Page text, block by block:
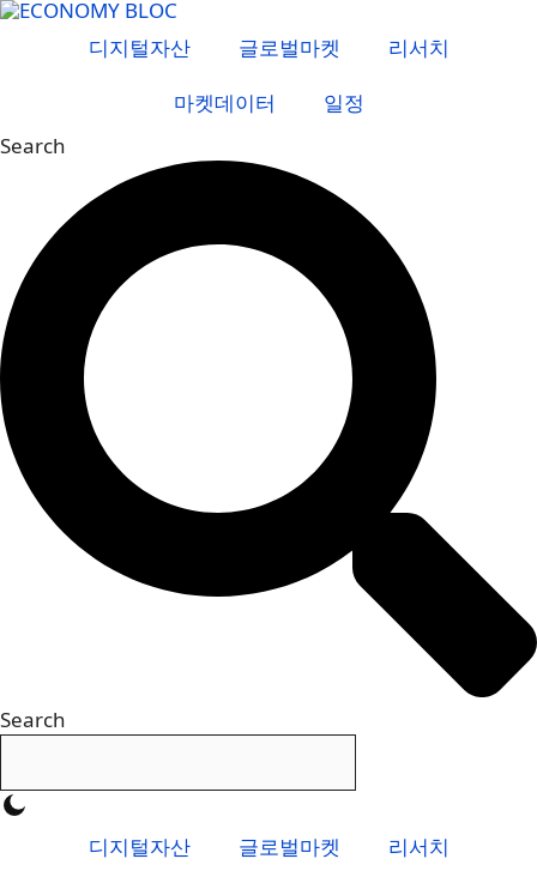
컨
건
디지털자산 글로벌마켓
리서치
마켓데이터
일정
Search
Search
디지털자산 글로벌마켓
리서치